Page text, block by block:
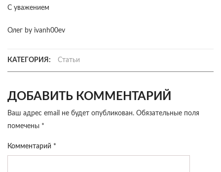
С уважением
Олег by ivanh00ev
КАТЕГОРИЯ: Статьи
ДОБАВИТЬ КОММЕНТАРИЙ
Ваш адрес email не будет опубликован. Обязательные поля
помечены *
Комментарий *